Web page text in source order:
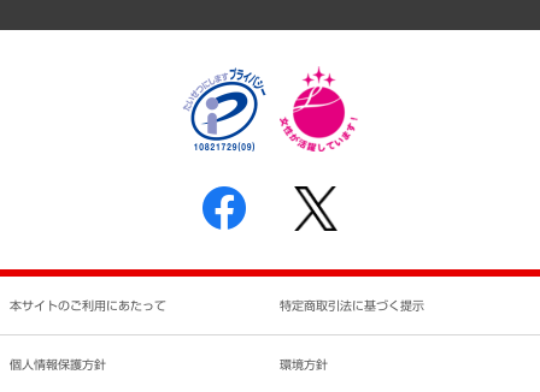
個人情報保護方針
反社会的勢力に対する基本方針
書面による個人情報の開示等の請求の手続きについて
本サイトのご利用にあたって 特定商取引法に基づく提示
個人情報保護方針 環境方針